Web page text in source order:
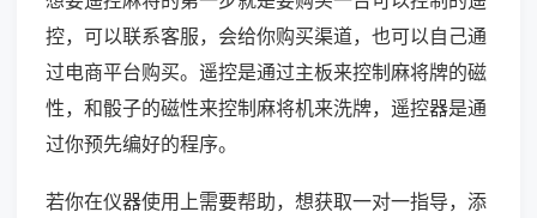
控，可以联系客服，会给你购买渠道，也可以自己通
过电商平台购买。遥控是通过主板来控制麻将牌的磁
性，和骰子的磁性来控制麻将机来洗牌，遥控器是通
过你预先编好的程序。
若你在仪器使用上需要帮助，想获取一对一指导，添